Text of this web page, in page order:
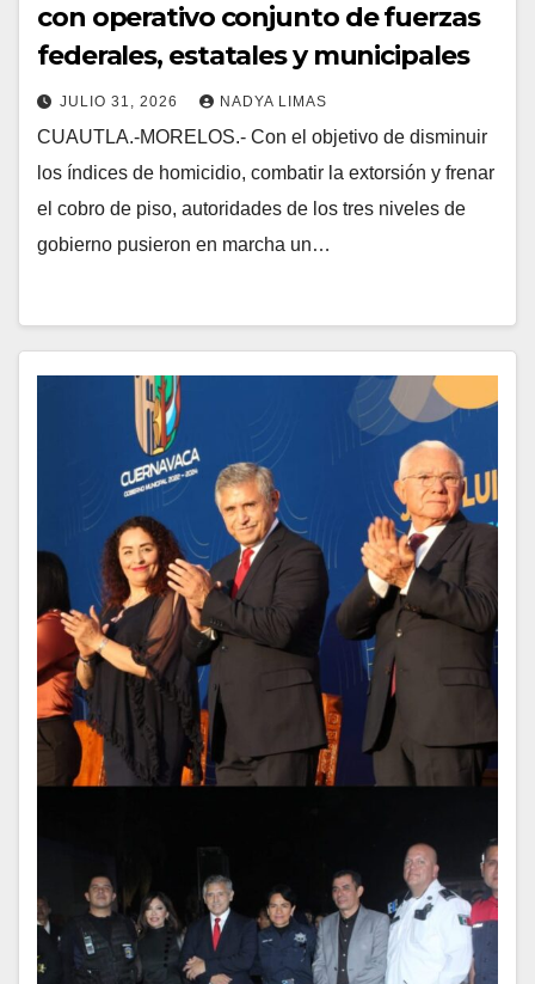
con operativo conjunto de fuerzas
federales, estatales y municipales
JULIO 31, 2026 NADYA LIMAS
CUAUTLA.-MORELOS.- Con el objetivo de disminuir
los índices de homicidio, combatir la extorsión y frenar
el cobro de piso, autoridades de los tres niveles de
gobierno pusieron en marcha un…